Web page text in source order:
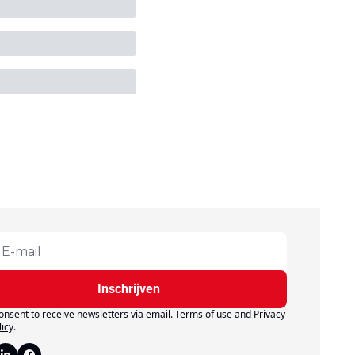
Inschrijven
to receive newsletters via email.Terms of useand Privacy
.